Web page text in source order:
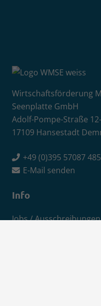
Wirtschaftsförderung
Seenplatte GmbH
Adolf-Pompe-Straße
17109 Hansestadt
+49 (0)395 57087
E-Mail senden
Info
Jobs / Ausschreibungen